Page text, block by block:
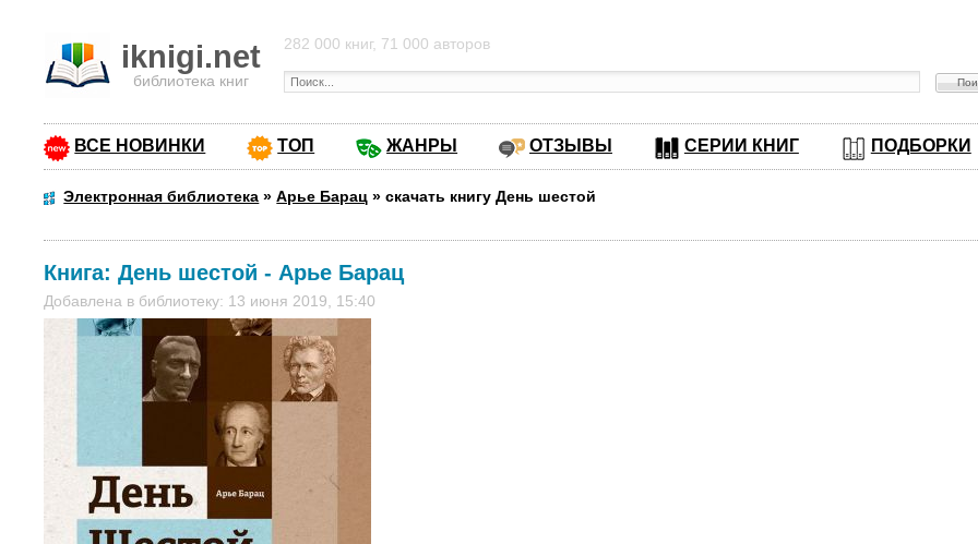
iknigi.net
библиотека книг
282 000 книг, 71 000 авторов
ВСЕ НОВИНКИ ТОП ЖАНРЫ ОТЗЫВЫ СЕРИИ КНИГ ПОДБОРКИ
Электронная библиотека »Арье Барац »скачать книгу День шестой
Книга:День шестой - Арье Барац
Добавлена в библиотеку: 13 июня 2019, 15:40